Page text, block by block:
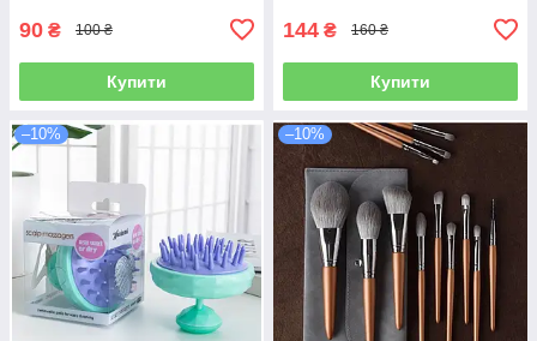
90 ₴ 100 ₴
Купити
144 ₴ 160 ₴
Купити
–10% –10%